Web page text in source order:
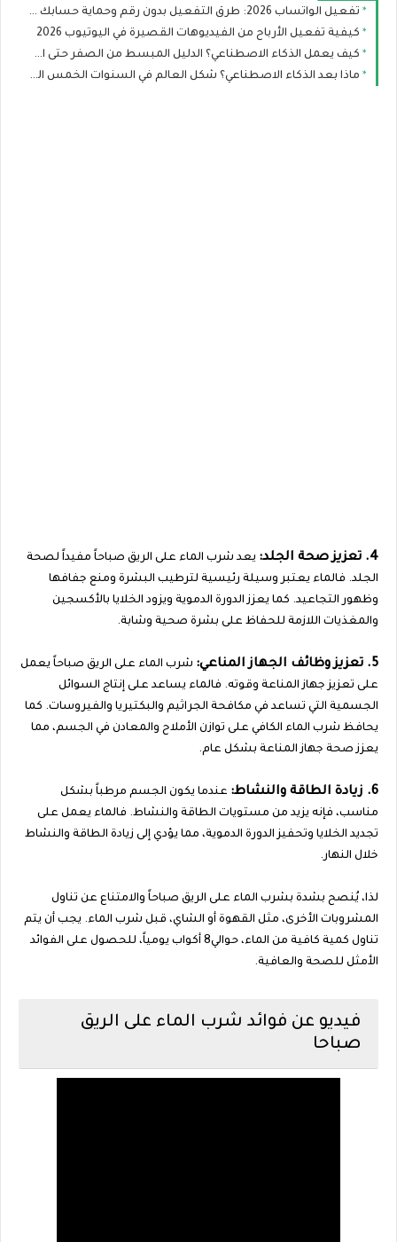
تفعيل الواتساب 2026: طرق التفعيل بدون رقم وحماية حسابك من الاختراق
كيفية تفعيل الأرباح من الفيديوهات القصيرة في اليوتيوب 2026
كيف يعمل الذكاء الاصطناعي؟ الدليل المبسط من الصفر حتى الاحتراف
ماذا بعد الذكاء الاصطناعي؟ شكل العالم في السنوات الخمس القادمة
4. تعزيز صحة الجلد:
يعد شرب الماء على الريق صباحاً مفيداً لصحة
الجلد. فالماء يعتبر وسيلة رئيسية لترطيب البشرة ومنع جفافها
وظهور التجاعيد. كما يعزز الدورة الدموية ويزود الخلايا بالأكسجين
والمغذيات اللازمة للحفاظ على بشرة صحية وشابة.
5. تعزيز وظائف الجهاز المناعي:
شرب الماء على الريق صباحاً يعمل
على تعزيز جهاز المناعة وقوته. فالماء يساعد على إنتاج السوائل
الجسمية التي تساعد في مكافحة الجراثيم والبكتيريا والفيروسات. كما
يحافظ شرب الماء الكافي على توازن الأملاح والمعادن في الجسم، مما
يعزز صحة جهاز المناعة بشكل عام.
6. زيادة الطاقة والنشاط:
عندما يكون الجسم مرطباً بشكل
مناسب، فإنه يزيد من مستويات الطاقة والنشاط. فالماء يعمل على
تجديد الخلايا وتحفيز الدورة الدموية، مما يؤدي إلى زيادة الطاقة والنشاط
خلال النهار.
لذا، يُنصح بشدة بشرب الماء على الريق صباحاً والامتناع عن تناول
المشروبات الأخرى، مثل القهوة أو الشاي، قبل شرب الماء. يجب أن يتم
تناول كمية كافية من الماء، حوالي8 أكواب يومياً، للحصول على الفوائد
الأمثل للصحة والعافية.
فيديو عن فوائد شرب الماء على الريق
صباحا